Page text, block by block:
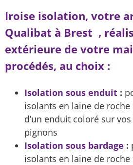
Iroise isolation, votre
Qualibat à Brest ,
extérieure de votre
procédés, au choix :
Isolation sous enduit :
isolants en laine de
d’un enduit coloré sur
pignons
Isolation sous bardage :
isolants en laine de